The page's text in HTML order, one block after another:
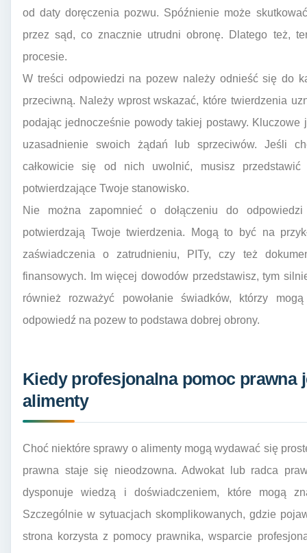
od daty doręczenia pozwu. Spóźnienie może
przez sąd, co znacznie utrudni obronę. Dlatego też,
procesie.
W treści odpowiedzi na pozew należy odnieść się do
przeciwną. Należy wprost wskazać, które twierdzenia
podając jednocześnie powody takiej postawy.
uzasadnienie swoich żądań lub sprzeciwów. Jeśli
całkowicie się od nich uwolnić, musisz
potwierdzające Twoje stanowisko.
Nie można zapomnieć o dołączeniu do
potwierdzają Twoje twierdzenia. Mogą to być na
zaświadczenia o zatrudnieniu, PITy, czy też
finansowych. Im więcej dowodów przedstawisz, tym
również rozważyć powołanie świadków, którzy
odpowiedź na pozew to podstawa dobrej obrony.
Kiedy profesjonalna pomoc prawna
alimenty
Choć niektóre sprawy o alimenty mogą wydawać się
prawna staje się nieodzowna. Adwokat lub radca
dysponuje wiedzą i doświadczeniem, które mogą
Szczególnie w sytuacjach skomplikowanych, gdzie
strona korzysta z pomocy prawnika, wsparcie